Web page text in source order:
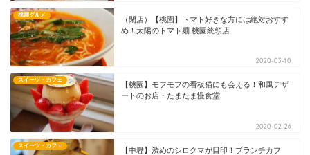
桃園グルメ
（閉店）【桃園】トマト好きな方には絶対おすす
め！太陽のトマト麺 桃園統領店
2020-03-10
スイーツ・カフェ
【桃園】モフモフの看板猫にも会える！和風デザ
ートのお店・たまたま慢食堂
2020-02-26
スイーツ・カフェ
【中壢】渋めのシロクマが目印！ブランチカフ